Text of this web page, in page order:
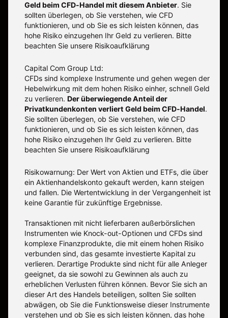
Geld beim CFD-Handel mit diesem Anbieter. Sie
sollten überlegen, ob Sie verstehen, wie CFD
funktionieren, und ob Sie es sich leisten können, das
hohe Risiko einzugehen Ihr Geld zu verlieren. Bitte
beachten Sie unsere Risikoaufklärung
Capital Com Group Ltd:
CFDs sind komplexe Instrumente und gehen wegen der
Hebelwirkung mit dem hohen Risiko einher, schnell Geld
zu verlieren. Der überwiegende Anteil der
Privatkundenkonten verliert Geld beim CFD-Handel.
Sie sollten überlegen, ob Sie verstehen, wie CFD
funktionieren, und ob Sie es sich leisten können, das
hohe Risiko einzugehen Ihr Geld zu verlieren. Bitte
beachten Sie unsere Risikoaufklärung
Risikowarnung: Der Wert von Aktien und ETFs, die über
ein Aktienhandelskonto gekauft werden, kann steigen
und fallen. Die Wertentwicklung in der Vergangenheit ist
keine Garantie für zukünftige Ergebnisse.
Transaktionen mit nicht lieferbaren außerbörslichen
Instrumenten wie Knock-out-Optionen und CFDs sind
komplexe Finanzprodukte, die mit einem hohen Risiko
verbunden sind, das gesamte investierte Kapital zu
verlieren. Derartige Produkte sind nicht für alle Anleger
geeignet, da sie sowohl zu Gewinnen als auch zu
erheblichen Verlusten führen können. Bevor Sie sich an
dieser Art des Handels beteiligen, sollten Sie sollten
abwägen, ob Sie die Funktionsweise dieser Instrumente
verstehen und ob Sie es sich leisten können, das hohe